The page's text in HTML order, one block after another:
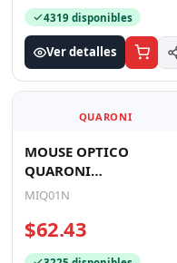
4319 disponibles
Ver detalles
QUARONI
MOUSE OPTICO
QUARONI
INALAMBRICO 4
NEGRO CON AJUSTE DE
MIQ01N
$62.43